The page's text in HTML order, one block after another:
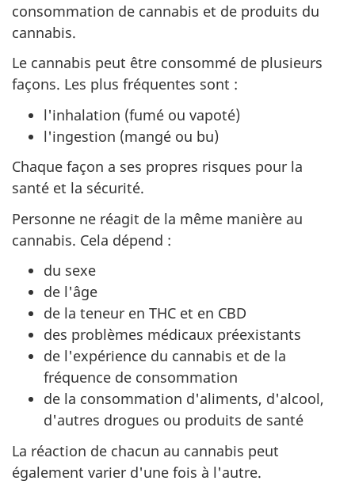
consommation de cannabis et de produits du
cannabis.
Le cannabis peut être consommé de plusieurs
façons. Les plus fréquentes sont :
l'inhalation (fumé ou vapoté)
l'ingestion (mangé ou bu)
Chaque façon a ses propres risques pour la
santé et la sécurité.
Personne ne réagit de la même manière au
cannabis. Cela dépend :
du sexe
de l'âge
de la teneur en THC et en CBD
des problèmes médicaux préexistants
de l'expérience du cannabis et de la
fréquence de consommation
de la consommation d'aliments, d'alcool,
d'autres drogues ou produits de santé
La réaction de chacun au cannabis peut
également varier d'une fois à l'autre.